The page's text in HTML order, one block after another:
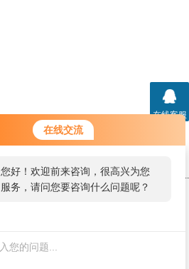
在线交流
您好！欢迎前来咨询，很高兴为您
服务，请问您要咨询什么问题呢？
在线客服